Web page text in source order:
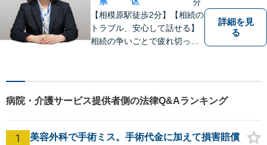
分
【相模原駅徒歩2分】【相続の
トラブル、安心して話せる】
相続の争いごとで疲れ切って
指します。遺産分割協議・遺
詳細を見
る
病院・介護サービス提供者側の法律Q&Aランキング
1
美容外科で手術ミス。手術代金に加えて損害賠償